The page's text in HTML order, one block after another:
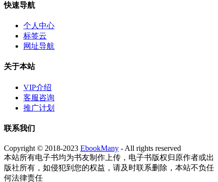
快速导航
个人中心
标签云
网址导航
关于本站
VIP介绍
客服咨询
推广计划
联系我们
Copyright © 2018-2023 EbookMany - All rights reserved
本站所有电子书均为书友制作上传，电子书版权归原作者或出
版社所有，如侵犯到您的权益，请及时联系删除，本站不负任
何法律责任